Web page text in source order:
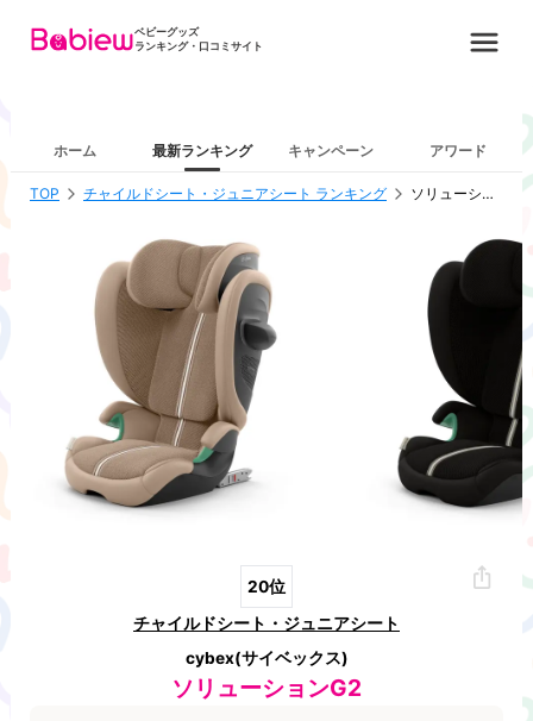
ベビーグッズ
ランキング・口コミサイト
ホーム 最新ランキング キャンペーン アワード
TOP チャイルドシート・ジュニアシート ランキング ソリューションG2
20位
チャイルドシート・ジュニアシート
cybex(サイベックス)
ソリューションG2